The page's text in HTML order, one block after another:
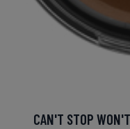
CAN'T STOP